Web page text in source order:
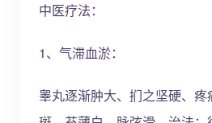
中医疗法：
1、气滞血淤：
睾丸逐渐肿大、扪之坚硬、